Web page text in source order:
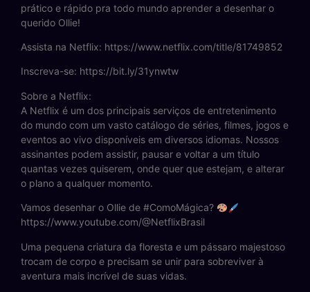
prático e rápido pra todo mundo aprender a desenhar o
querido Ollie!
Assista na Netflix: https://www.netflix.com/title/81749852
Inscreva-se: https://bit.ly/31ynwtw
Sobre a Netflix:
A Netflix é um dos principais serviços de entretenimento
do mundo com um vasto catálogo de séries, filmes, jogos e
eventos ao vivo disponíveis em diversos idiomas. Nossos
assinantes podem assistir, pausar e voltar a um título
quantas vezes quiserem, onde quer que estejam, e alterar
o plano a qualquer momento.
Vamos desenhar o Ollie de #ComoMágica?
https://www.youtube.com/@NetflixBrasil
Uma pequena criatura da floresta e um pássaro majestoso
trocam de corpo e precisam se unir para sobreviver à
aventura mais incrível de suas vidas.